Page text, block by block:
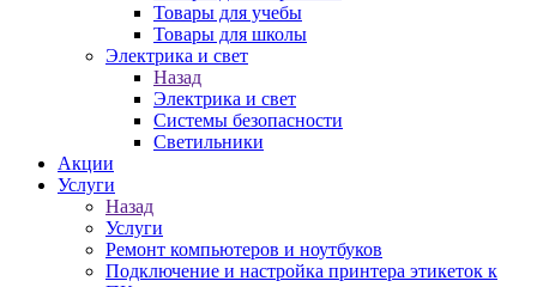
Товары для учебы
Товары для школы
Электрика и свет
Назад
Электрика и свет
Системы безопасности
Светильники
Акции
Услуги
Назад
Услуги
Ремонт компьютеров и ноутбуков
Подключение и настройка принтера этикеток к